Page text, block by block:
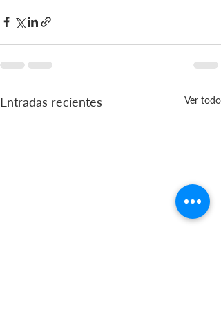
Entradas recientes Ver todo